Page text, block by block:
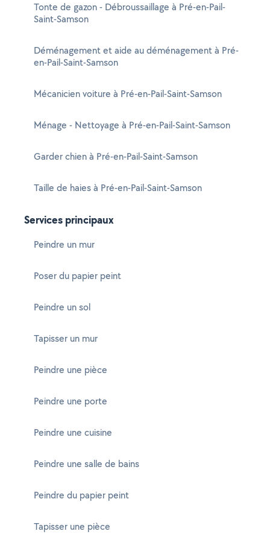
Tonte de gazon - Débroussaillage à Pré-en-Pail-
Saint-Samson
Déménagement et aide au déménagement à Pré-
en-Pail-Saint-Samson
Mécanicien voiture à Pré-en-Pail-Saint-Samson
Ménage - Nettoyage à Pré-en-Pail-Saint-Samson
Garder chien à Pré-en-Pail-Saint-Samson
Taille de haies à Pré-en-Pail-Saint-Samson
Services principaux
Peindre un mur
Poser du papier peint
Peindre un sol
Tapisser un mur
Peindre une pièce
Peindre une porte
Peindre une cuisine
Peindre une salle de bains
Peindre du papier peint
Tapisser une pièce